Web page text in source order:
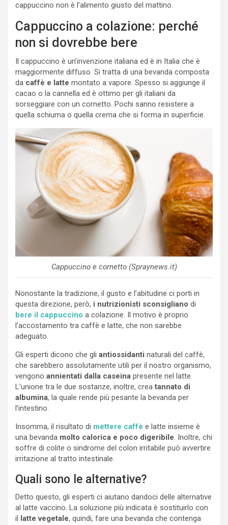
cappuccino non è l’alimento giusto del mattino.
Cappuccino a colazione: perché
non si dovrebbe bere
Il cappuccino è un’invenzione italiana ed è in Italia che è
maggiormente diffuso. Si tratta di una bevanda composta
da caffè e latte montato a vapore. Spesso si aggiunge il
cacao o la cannella ed è ottimo per gli italiani da
sorseggiare con un cornetto. Pochi sanno resistere a
quella schiuma o quella crema che si forma in superficie.
Cappuccino e cornetto (Spraynews.it)
Nonostante la tradizione, il gusto e l’abitudine ci porti in
questa direzione, però, i nutrizionisti sconsigliano di
bere il cappuccino a colazione. Il motivo è proprio
l’accostamento tra caffè e latte, che non sarebbe
adeguato.
Gli esperti dicono che gli antiossidanti naturali del caffè,
che sarebbero assolutamente utili per il nostro organismo,
vengono annientati dalla caseina presente nel latte.
L’unione tra le due sostanze, inoltre, creatannato di
albumina, la quale rende più pesante la bevanda per
l’intestino.
Insomma, il risultato di mettere caffè e latte insieme è
una bevanda molto calorica e poco digeribile. Inoltre, chi
soffre di colite o sindrome del colon irritabile può avvertire
irritazione al tratto intestinale.
Quali sono le alternative?
Detto questo, gli esperti ci aiutano dandoci delle alternative
al latte vaccino. La soluzione più indicata è sostituirlo con
il latte vegetale, quindi, fare una bevanda che contenga